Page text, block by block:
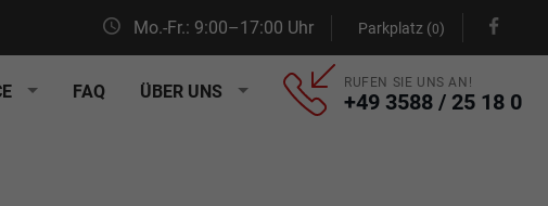
Mo.-Fr.: 9:00–17:00 Uhr Parkplatz (0)
FAQ ÜBER UNS RUFEN SIE UNS AN!
+49 3588 / 25 18 0